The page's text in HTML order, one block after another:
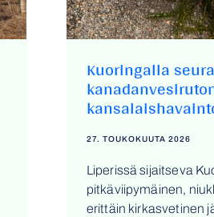
Kuoringalla
27. TOUKOKUUTA 2026
Liperissä sijaitseva
pitkäviipymäinen,
erittäin kirkasvetinen